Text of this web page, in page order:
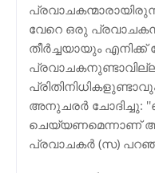
വേറെ ഒരു
തീർച്ചയായും
അനുചരർ ചോദിച്ചു:
ചെയ്യണമെന്നാണ്
പ്രവാചകർ (സ)